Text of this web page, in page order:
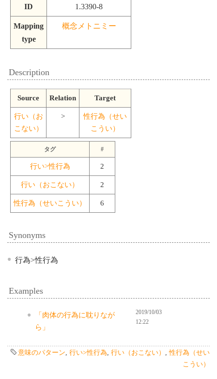
ID
1.3390-8
Mapping
type
概念メトニミー
Description
Source Relation Target
行い（お
こない）
>
性行為（せい
こうい）
タグ #
行い>性行為 2
行い（おこない） 2
性行為（せいこうい） 6
Synonyms
行為>性行為
Examples
「肉体の行為に耽りなが
ら」
2019/10/03
12:22
意味のパターン 行い>性行為 行い（おこない） ,性行為（せい
こうい）